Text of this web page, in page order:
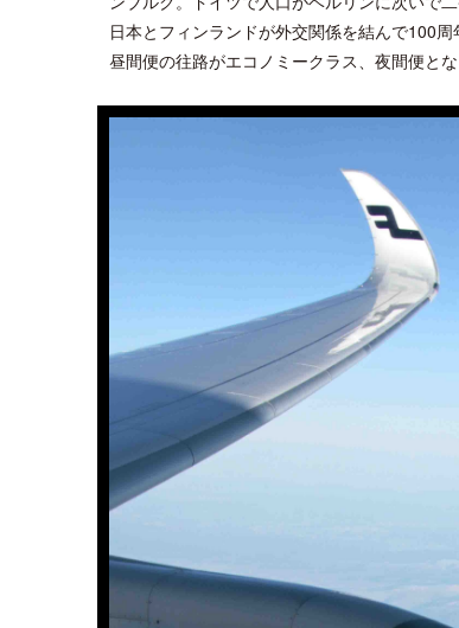
日本とフィンランドが外交関係を結んで100
昼間便の往路がエコノミークラス、夜間便と